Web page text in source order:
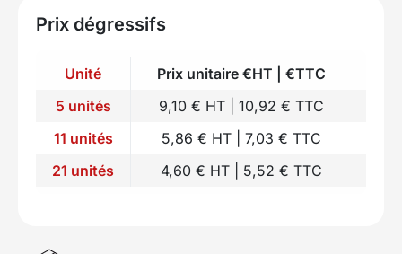
Prix dégressifs
Unité
Prix unitaire €HT | €TTC
5 unités
9,10 € HT | 10,92 € TTC
11 unités
5,86 € HT | 7,03 € TTC
21 unités
4,60 € HT | 5,52 € TTC